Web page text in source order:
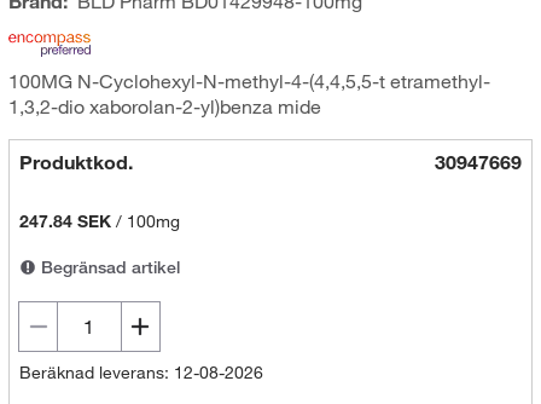
100MG N-Cyclohexyl-N-methyl-4-(4,4,5,5-t etramethyl-
1,3,2-dio xaborolan-2-yl)benza mide
Produktkod. 30947669
247.84 SEK/ 100mg
Begränsad artikel
Beräknad leverans: 12-08-2026